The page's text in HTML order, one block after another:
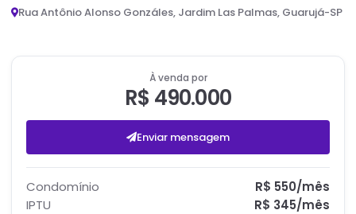
Rua Antônio Alonso Gonzáles, Jardim Las Palmas, Guarujá-SP
À venda por
R$ 490.000
Enviar mensagem
Condomínio R$ 550/mês
IPTU
R$ 345/mês